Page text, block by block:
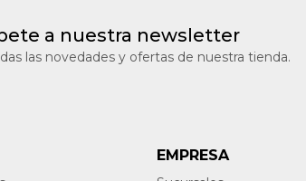
a nuestra newsletter
las novedades y ofertas de nuestra tienda.
EMPRESA